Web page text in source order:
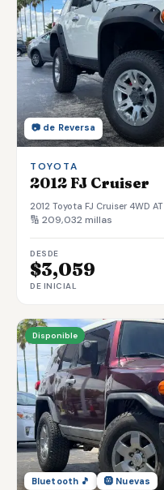
📷 de Reversa
TOYOTA
2012 FJ Cruiser
2012 Toyota FJ Cruiser 4WD AT
🔢 209,032 millas
DESDE
$3,059
DE INICIAL
Disponible
Bluetooth 🎵 🛞 Nuevas